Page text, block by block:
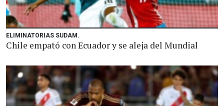
ELIMINATORIAS SUDAM.
Chile empató con Ecuador y se aleja del Mundial